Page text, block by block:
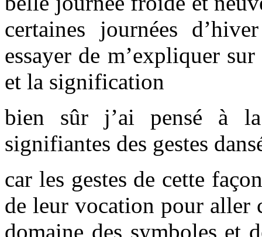
certaines journées
essayer de m’expliquer
et la signification
bien sûr j’ai pensé à
signifiantes des gestes
car les gestes de cette
de leur vocation pour aller
domaine des symboles et